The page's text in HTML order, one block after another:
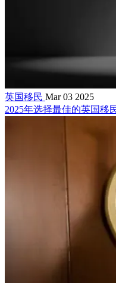
英国移民 Mar 03 2025
2025年选择最佳的英国移